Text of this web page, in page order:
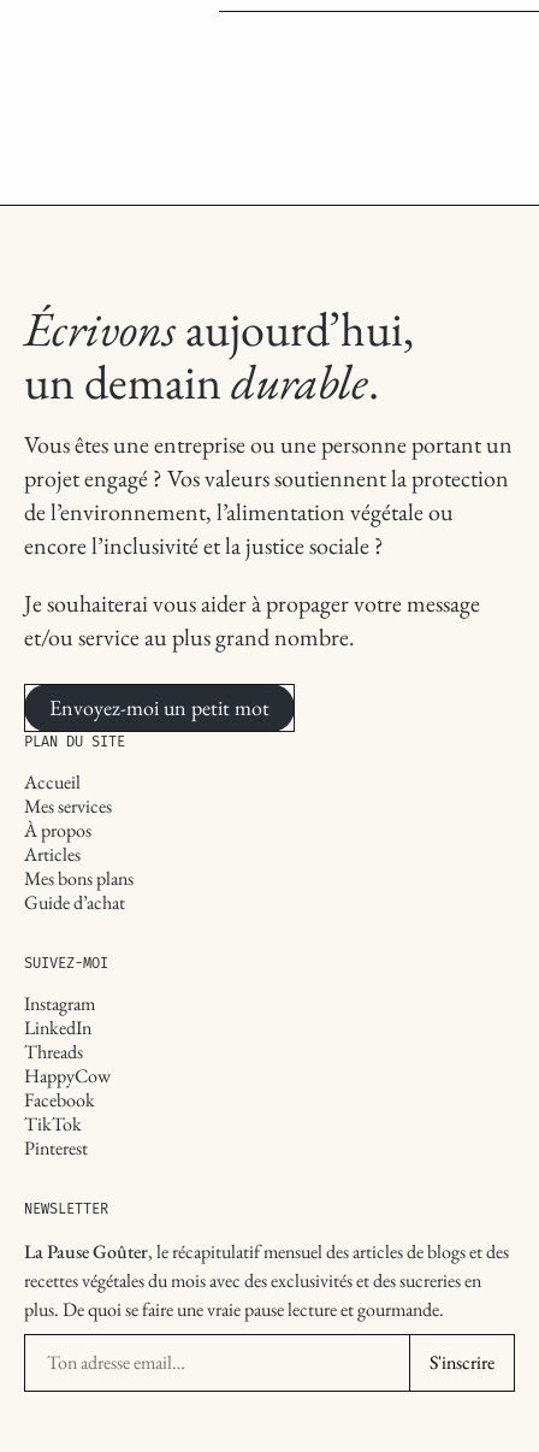
Écrivonsaujourd’hui,
un demaindurable.
Vous êtes une entreprise ou une personne portant un
projet engagé ? Vos valeurs soutiennent la protection
de l’environnement, l’alimentation végétale ou
encore l’inclusivité et la justice sociale ?
Je souhaiterai vous aider à propager votre message
et/ou service au plus grand nombre.
Envoyez-moi un petit mot
PLAN DU SITE
Accueil
Mes services
À propos
Articles
Mes bons plans
Guide d’achat
SUIVEZ-MOI
Instagram
LinkedIn
Threads
HappyCow
Facebook
TikTok
Pinterest
NEWSLETTER
La Pause Goûter, le récapitulatif mensuel des articles de blogs et des
recettes végétales du mois avec des exclusivités et des sucreries en
plus. De quoi se faire une vraie pause lecture et gourmande.
S'inscrire